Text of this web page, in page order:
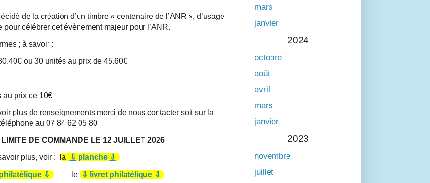
de la création d’un timbre « centenaire de l’ANR », d’usage
célébrer cet évènement majeur pour l’ANR.
; à savoir :
ou 30 unités au prix de 45.60€
au prix de 10€
plus de renseignements merci de nous contacter soit sur la
au 07 84 62 05 80
DE COMMANDE LE 12 JUILLET 2026
plus, voir : la ⇩ planche ⇩
⇩ le ⇩ livret philatélique ⇩
mars
janvier
2024
octobre
août
avril
mars
janvier
2023
novembre
juillet